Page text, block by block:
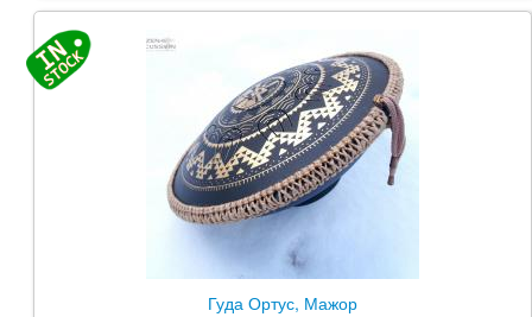
Гуда Ортус, Мажор